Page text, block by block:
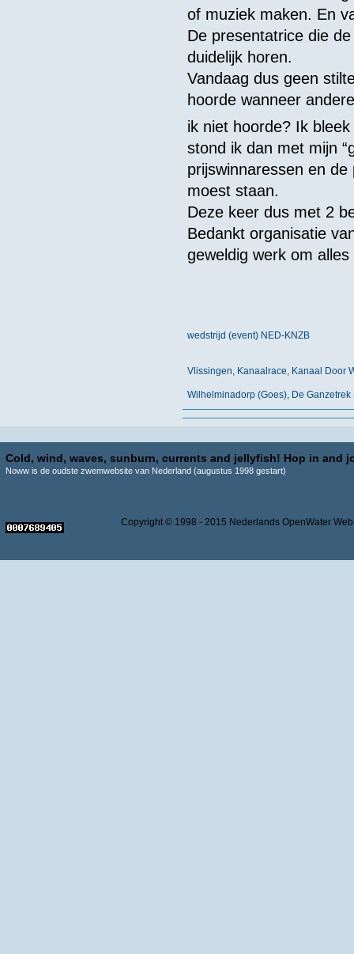
of muziek maken. En
De presentatrice die
duidelijk horen.
Vandaag dus geen
hoorde wanneer
ik niet hoorde? Ik bleek
stond ik dan met mijn
prijswinnaressen en
moest staan.
Deze keer dus met 2
Bedankt organisatie
geweldig werk om
wedstrijd (event) NED-KNZB
Vlissingen, Kanaalrace, Kanaal Door
Wilhelminadorp (Goes), De Ganzetrek
Cold, wind, waves, sunburn, currents and jellyfish! Hop in and
Noww is de oudste zwemwebsite van Nederland (augustus 1998 gestart)
Copyright © 1998 - 2015 Nederlands OpenWater